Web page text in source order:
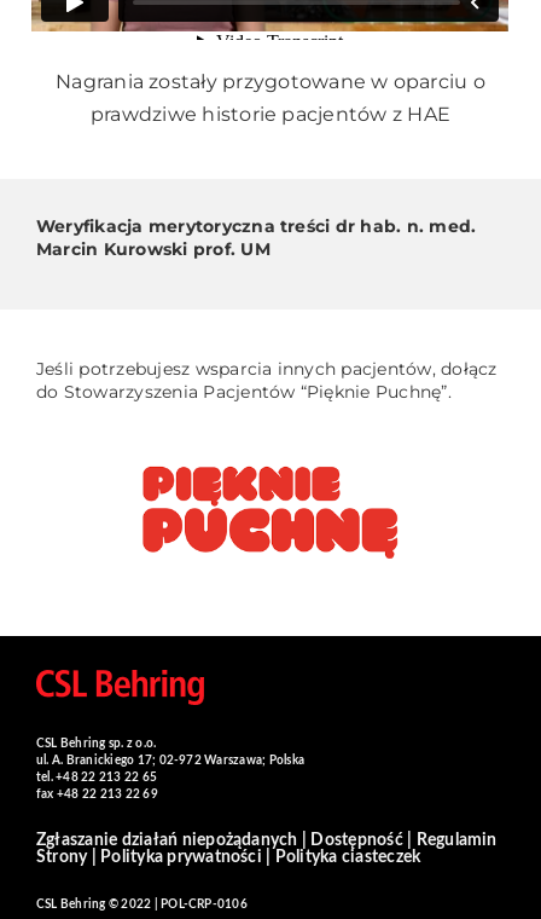
Nagrania zostały przygotowane w oparciu o
prawdziwe historie pacjentów z HAE
Weryfikacja merytoryczna treści dr hab. n. med.
Marcin Kurowski prof. UM
Jeśli potrzebujesz wsparcia innych pacjentów, dołącz
do Stowarzyszenia Pacjentów “Pięknie Puchnę”.
CSL Behring sp. z o.o.
ul. A. Branickiego 17; 02-972 Warszawa; Polska
tel. +48 22 213 22 65
fax +48 22 213 22 69
Zgłaszanie działań niepożądanych Dostępność|
Regulamin
Strony| Polityka prywatności Polityka ciasteczek
CSL Behring © 2022 | POL-CRP-0106